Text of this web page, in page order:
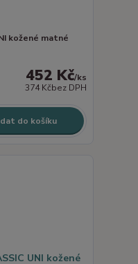
kožené matné
452 Kč/ks
374 Kčbez DPH
do košíku